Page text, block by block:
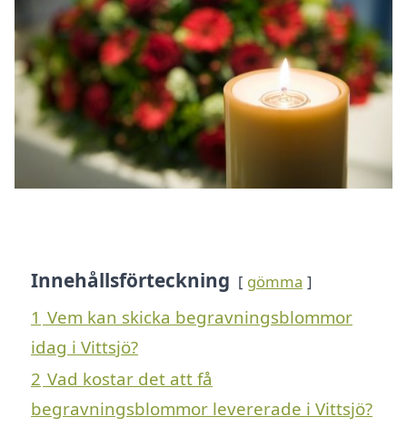
Innehållsförteckning gömma
1 Vem kan skicka begravningsblommor
idag i Vittsjö?
2 Vad kostar det att få
begravningsblommor levererade i Vittsjö?